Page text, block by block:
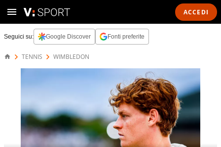
ACCEDI
Seguici su: Google Discover Fonti preferite
TENNIS WIMBLEDON